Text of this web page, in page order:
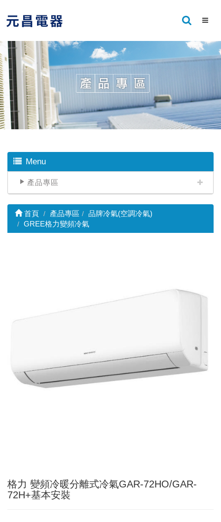
Menu
產品專區
首頁 產品專區
品牌冷氣(空調冷氣)
GREE格力變頻冷氣
格力 變頻冷暖分離式冷氣GAR-72HO/GAR-
72H+基本安裝